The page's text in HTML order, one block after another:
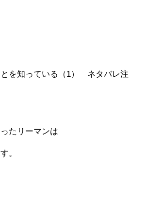
を知っている（1） ネタバレ注
たリーマンは
。